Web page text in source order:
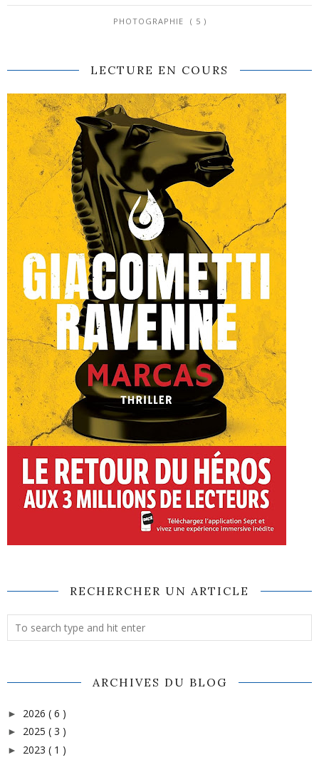
PHOTOGRAPHIE ( 5 )
LECTURE EN COURS
RECHERCHER UN ARTICLE
ARCHIVES DU BLOG
► 2026 ( 6 )
► 2025 ( 3 )
► 2023 ( 1 )